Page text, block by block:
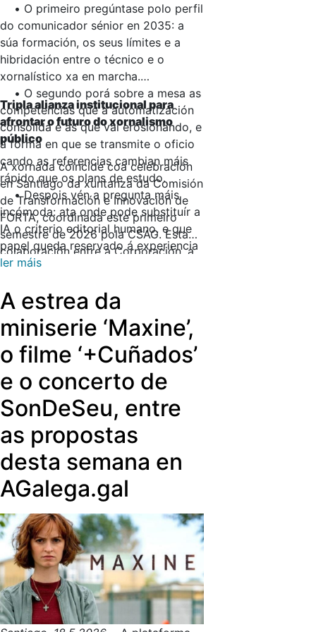
• O primeiro pregúntase polo perfil
do comunicador sénior en 2035: a
súa formación, os seus límites e a
hibridación entre o técnico e o
xornalístico xa en marcha.
• O segundo porá sobre a mesa as
competencias que a automatización
consolida e as que vai erosionando, e
a forma en que se transmite o oficio
cando as referencias cambian máis
rápido que os plans de estudo.
• Despois vén a pregunta máis
incómoda: ata onde pode substituír a
IA o criterio editorial humano, e que
papel queda reservado á experiencia
sénior?
preguntarase pola retención do
talento: teñen os medios públicos
capacidade real de competir polo
mellor perfil no horizonte de 2035?
Tripla alianza institucional para
afrontar o futuro do xornalismo
público
A xornada coincide coa celebración
en Santiago da xuntanza da Comisión
de Transformación e Innovación de
FORTA, coordinada este primeiro
semestre de 2026 pola CSAG. Esta
colaboración entre a Corporación, a
USC e FORTA establece un novo
permanente coa USC e alimentará un
paper avalado pola USC e FORTA
que pretende achegar unha
aproximación ao perfil profesional
sénior dos medios públicos no 2035.
ler máis
A estrea da
miniserie ‘Maxine’,
o filme ‘+Cuñados’
e o concerto de
SonDeSeu, entre
as propostas
desta semana en
AGalega.gal